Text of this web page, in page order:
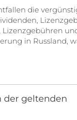
die
Lizenzgebühren
in Russland,
der geltenden